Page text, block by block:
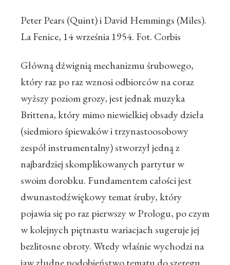
Peter Pears (Quint) i David Hemmings (Miles).
La Fenice, 14 września 1954. Fot. Corbis
Główną dźwignią mechanizmu śrubowego,
który raz po raz wznosi odbiorców na coraz
wyższy poziom grozy, jest jednak muzyka
Brittena, który mimo niewielkiej obsady dzieła
(siedmioro śpiewaków i trzynastoosobowy
zespół instrumentalny) stworzył jedną z
najbardziej skomplikowanych partytur w
swoim dorobku. Fundamentem całości jest
dwunastodźwiękowy temat śruby, który
pojawia się po raz pierwszy w Prologu, po czym
w kolejnych piętnastu wariacjach sugeruje jej
bezlitosne obroty. Wtedy właśnie wychodzi na